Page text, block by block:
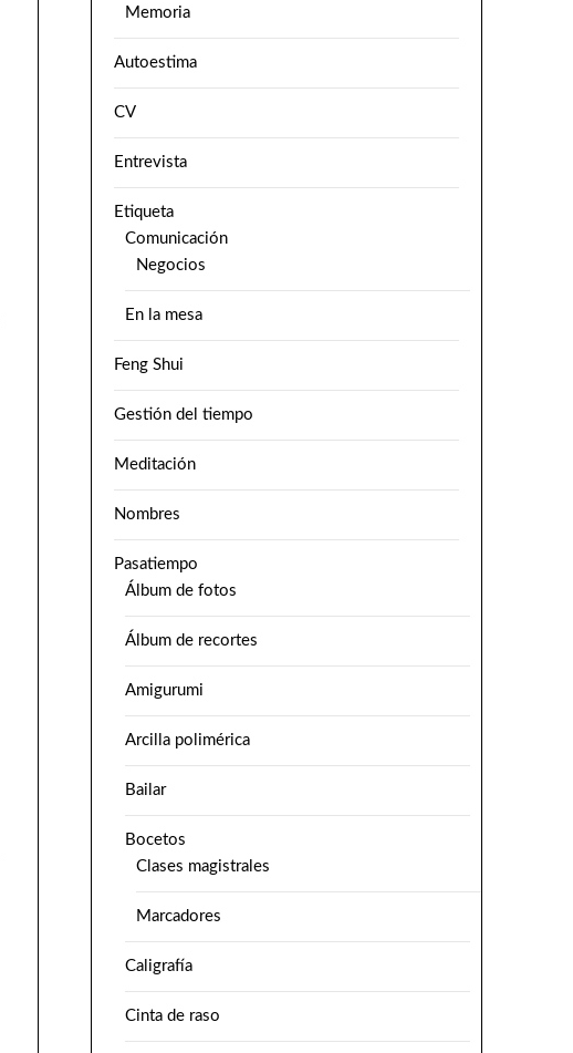
Memoria
Autoestima
CV
Entrevista
Etiqueta
Comunicación
Negocios
En la mesa
Feng Shui
Gestión del tiempo
Meditación
Nombres
Pasatiempo
Álbum de fotos
Álbum de recortes
Amigurumi
Arcilla polimérica
Bailar
Bocetos
Clases magistrales
Marcadores
Caligrafía
Cinta de raso